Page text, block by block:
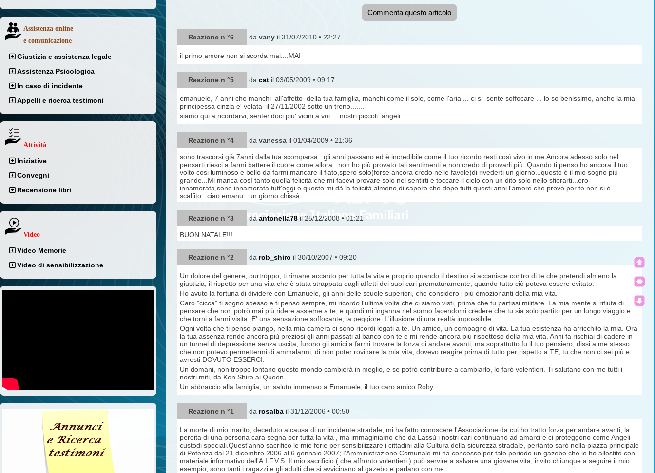
Assistenza online
e comunicazione
Giustizia e assistenza legale
Assistenza Psicologica
In caso di incidente
Appelli e ricerca testimoni
Attività
Iniziative
Convegni
Recensione libri
Video
Video Memorie
Video di sensibilizzazione
Commenta questo articolo
Reazione n °6 da vanyil 31/07/2010 • 22:27
il primo amore non si scorda mai....MAI
Reazione n °5 da cat il 03/05/2009 • 09:17
emanuele, 7 anni che manchi all'affetto della tua famiglia, manchi come il sole, come l'aria.... ci si sente soffocare ... lo so benissimo, anche la mia
principessa cinzia e' volata il 27/11/2002 sotto un treno.......
siamo qui a ricordarvi, sentendoci piu' vicini a voi.... nostri piccoli angeli
Reazione n °4 da vanessail 01/04/2009 • 21:36
sono trascorsi già 7anni dalla tua scomparsa...gli anni passano ed è incredibile come il tuo ricordo resti così vivo in me.Ancora adesso solo nel
pensarti riesci a farmi battere il cuore come allora...non ho più provato tali sentimenti e non credo di provarli più..Quando ti penso ho ancora il tuo
volto cosi luminoso e bello da farmi mancare il fiato,spero solo(forse ancora credo nelle favole)di rivederti un giorno...questo è il mio sogno più
grande...Mi manca così tanto quella felicità che mi facevi provare solo nel sentirti e toccare il cielo con un dito solo nello sfiorarti...ero
innamorata,sono innamorata tutt'oggi e questo mi dà la felicità,almeno,di sapere che dopo tutti questi anni l'amore che provo per te non si è
scalfito...ciao emanu...un giorno chissà....
Reazione n °3 daantonella78 il 25/12/2008 • 01:21
BUON NATALE!!!
Reazione n °2 da rob_shiro il 30/10/2007 • 09:20
Un dolore del genere, purtroppo, ti rimane accanto per tutta la vita e proprio quando il destino si accanisce contro di te che pretendi almeno la
giustizia, il rispetto per una vita che è stata strappata dagli affetti dei suoi cari prematuramente, quando tutto ciò poteva essere evitato.
Ho avuto la fortuna di dividere con Emanuele, gli anni delle scuole superiori, che considero i più emozionanti della mia vita.
Caro "cicca" ti sogno spesso e ti penso sempre, mi ricordo l'ultima volta che ci siamo visti, prima che tu partissi militare. La mia mente si rifiuta di
pensare che non potrò mai più ridere assieme a te, e quindi mi inganna nel sonno facendomi credere che tu sia solo partito per un lungo viaggio e
che torni a farmi visita. E' una sensazione soffocante, la peggiore. L'illusione di una realtà impossibile.
Ogni volta che ti penso piango, nella mia camera ci sono ricordi legati a te. Un amico, un compagno di vita. La tua esistenza ha arricchito la mia. Ora
la tua assenza rende ancora più preziosi gli anni passati al banco con te e mi rende ancora più rispettoso della mia vita. Anni fa rischiai di cadere in
un tunnel di depressione senza uscita, furono gli amici a farmi trovare la forza di andare avanti, ma soprattutto fu il tuo pensiero, dissi a me stesso
che non potevo permettermi di ammalarmi, di non poter rovinare la mia vita, dovevo reagire prima di tutto per rispetto a TE, tu che non ci sei più e
avresti DOVUTO ESSERCI.
Un domani, non troppo lontano questo mondo cambierà in meglio, e se potrò contribuire a cambiarlo, lo farò volentieri. Ti salutano con me tutti i
nostri miti, da Ken Shiro ai Queen.
Un abbraccio alla famiglia, un saluto immenso a Emanuele, il tuo caro amico Roby
Reazione n °1 da rosalba il 31/12/2006 • 00:50
La morte di mio marito, deceduto a causa di un incidente stradale, mi ha fatto conoscere l'Associazione da cui ho tratto forza per andare avanti, la
perdita di una persona cara segna per tutta la vita , ma immaginiamo che da Lassù i nostri cari continuano ad amarci e ci proteggono come Angeli
custodi speciali.Quest'anno sacrifico le mie ferie per sensibilizzare i cittadini alla Cultura della sicurezza stradale, pertanto sarò nella piazza principale
di Potenza dal 21 dicembre 2006 al 6 gennaio 2007; l'Amministrazione Comunale mi ha concesso per tale periodo un gazebo che io ho allestito con
materiale informativo dell'A.I.F.V.S. Il mio sacrificio ( che affronto volentieri ) può servire a salvare una giovane vita, invito chiunque a seguire il mio
esempio, sono tanti i ragazzi e gli adulti che si avvicinano al gazebo e parlano con me